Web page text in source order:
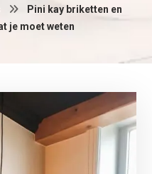
Pini kay briketten en
je moet weten